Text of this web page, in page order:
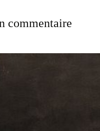
commentaire